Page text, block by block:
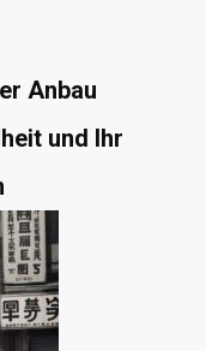
Anbau
und Ihr